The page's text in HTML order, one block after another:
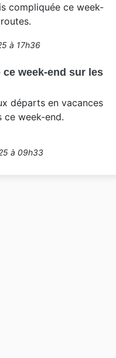
compliquée ce week-
à 17h36
week-end sur les
départs en vacances
ce week-end.
à 09h33